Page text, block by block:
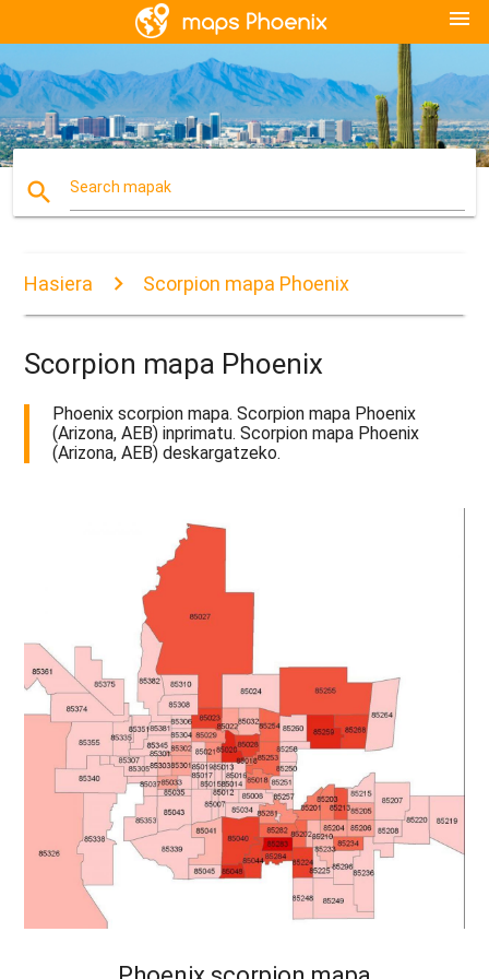
menu
search Search mapak
Hasiera Scorpion mapa Phoenix
Scorpion mapa Phoenix
Phoenix scorpion mapa. Scorpion mapa Phoenix
(Arizona, AEB) inprimatu. Scorpion mapa Phoenix
(Arizona, AEB) deskargatzeko.